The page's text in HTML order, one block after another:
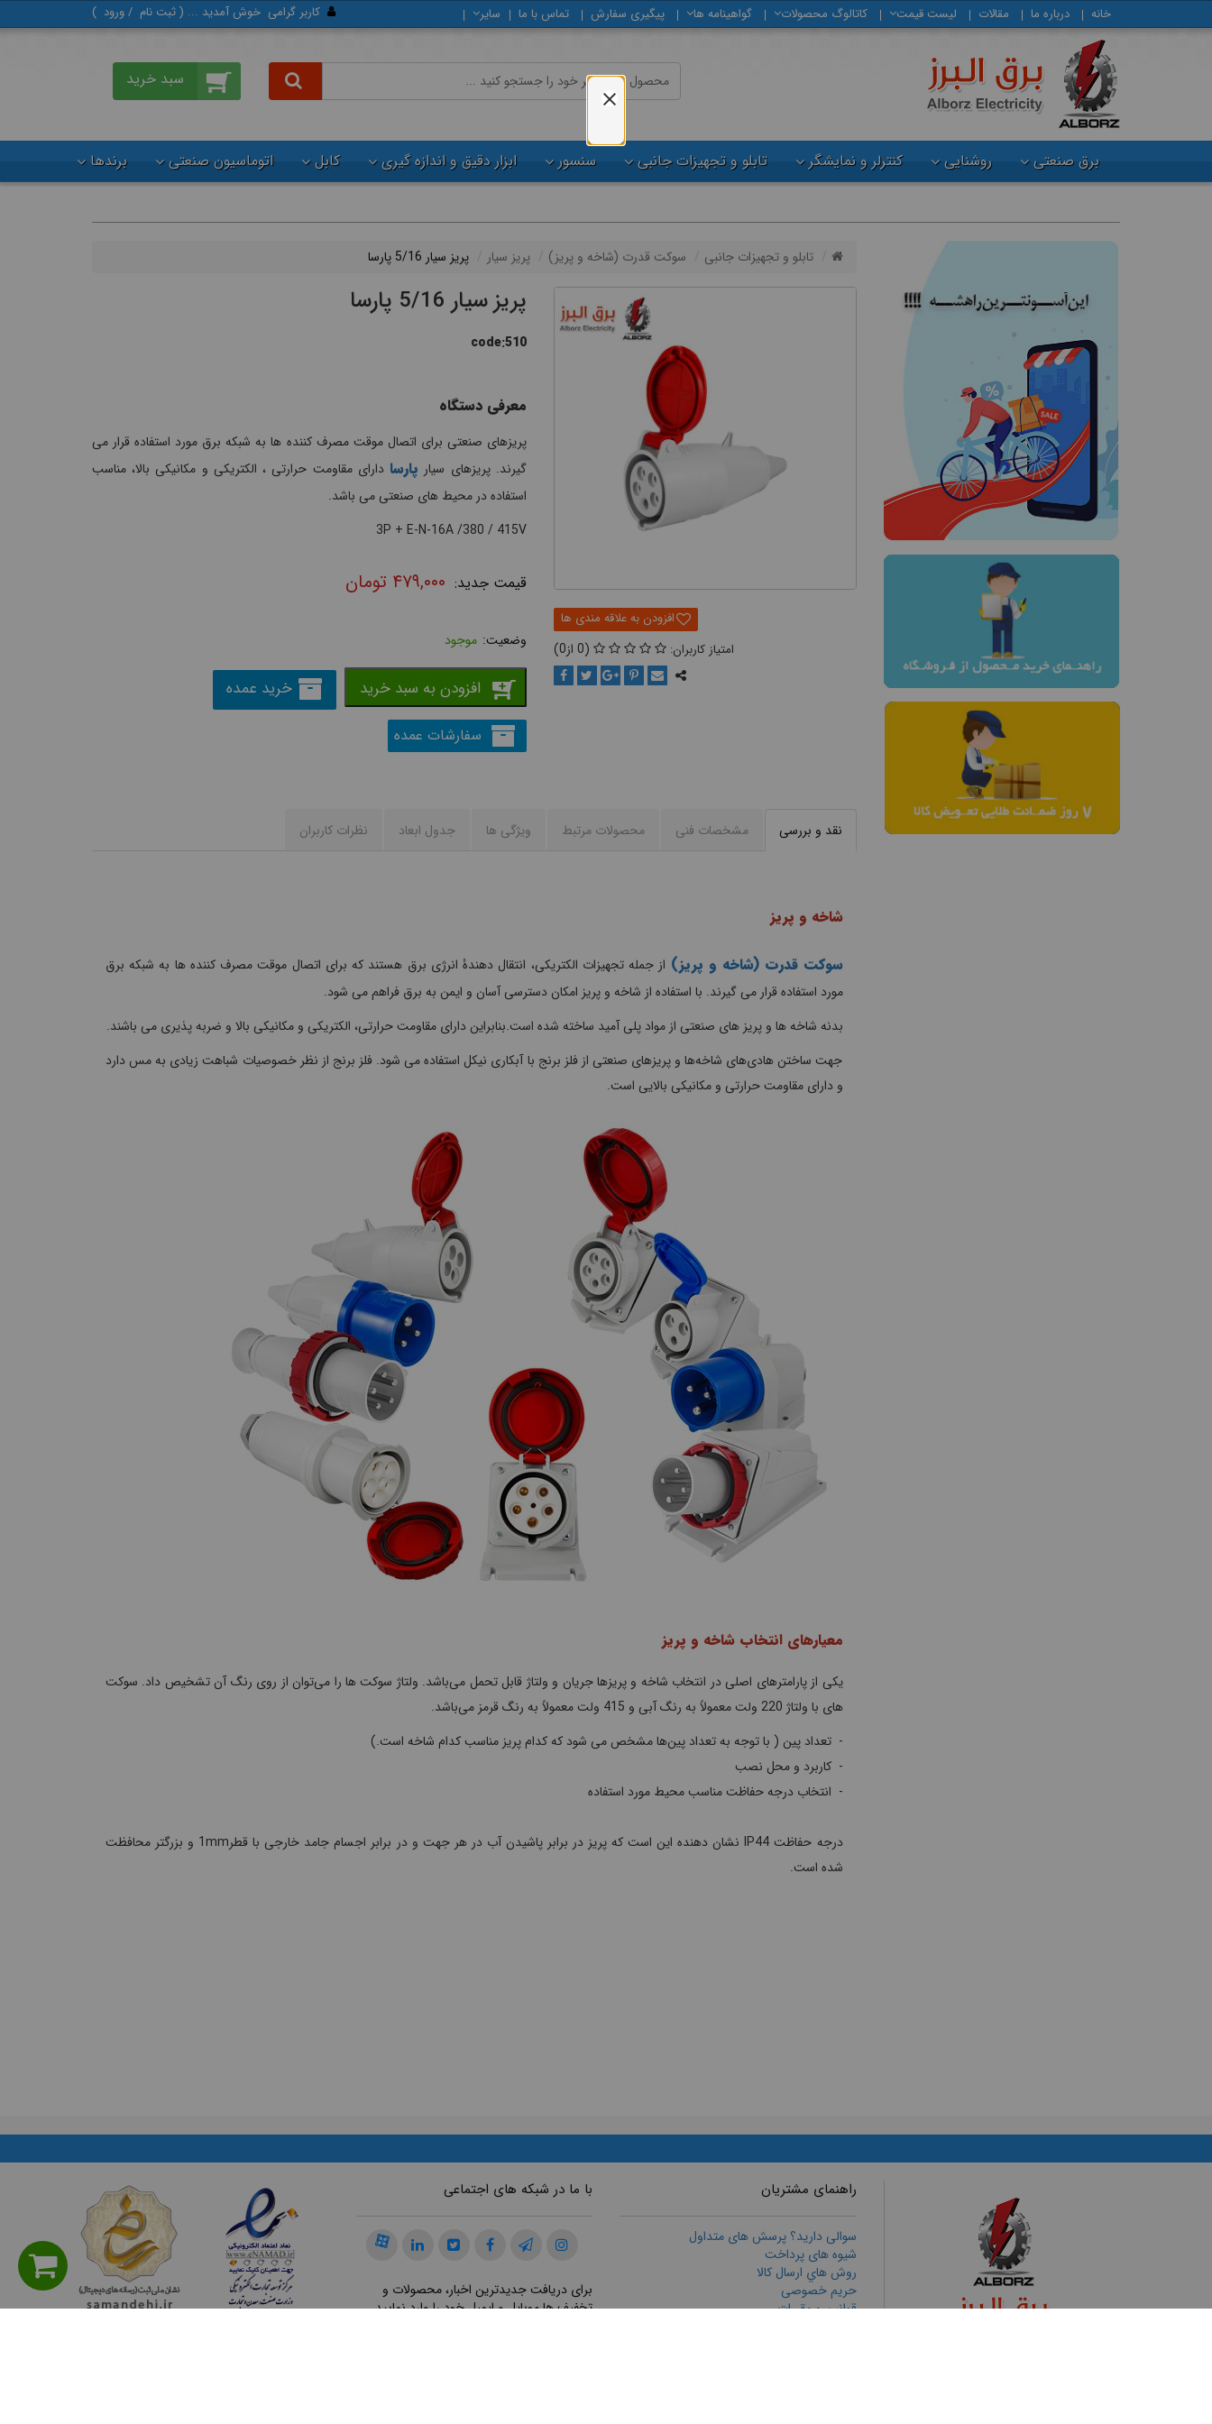
خانه درباره ما مقالات لیست قیمت كاتالوگ محصولات گواهینامه ها پیگیری سفارش تماس با ما سایر کاربر گرامی خوش آمدید ... (ثبت‌ نام /ورود )
برق صنعتی روشنایی کنترلر و نمایشگر تابلو و تجهیزات جانبی سنسور ابزار دقیق و اندازه گیری کابل اتوماسیون صنعتی برندها
تابلو و تجهیزات جانبی سوكت قدرت (شاخه و پريز) پریز سیار پریز سیار 5/16 پارسا
0
0
پریز سیار 5/16 پارسا
code:510
معرفی دستگاه
پریزهای صنعتی برای اتصال موقت مصرف کننده ها به شبکه برق مورد استفاده قرار می
گیرند. پریزهای سیار پارسا دارای مقاومت حرارتی ، الکتریکی و مکانیکی بالا، مناسب
استفاده در محیط های صنعتی می باشد.
3P + E-N-16A /380 / 415V
۴۷۹,۰۰۰ تومان
موجود
افزودن به سبد خرید خرید عمده
سفارشات عمده
نقد و بررسی مشخصات فنی محصولات مرتبط ويژگی ها جدول ابعاد نظرات کاربران
شاخه و پریز
سوکت قدرت (شاخه و پریز) از جمله تجهیزات الکتریکی، انتقال دهندۀ انرژی برق هستند که برای اتصال موقت مصرف کننده ها به شبکه برق
مورد استفاده قرار می گیرند. با استفاده از شاخه و پریز امکان دسترسی آسان و ایمن به برق فراهم می شود.
بدنه شاخه ها و پریز های صنعتی از مواد پلی آمید ساخته شده است.بنابراین دارای مقاومت حرارتی، الکتریکی و مکانیکی بالا و ضربه پذیری می باشند.
جهت ساختن هادی‌های شاخه‌ها و پریزهای صنعتی از فلز برنج با آبکاری نیکل استفاده می شود. فلز برنج از نظر خصوصیات شباهت زیادی به مس دارد
و دارای مقاومت حرارتی و مکانیکی بالایی است.
معیارهای انتخاب شاخه و پریز
یکی از پارامترهای اصلی در انتخاب شاخه و پریزها جریان و ولتاژ قابل ‌تحمل می‌باشد. ولتاژ سوکت ها را می‌توان از روی رنگ آن تشخیص داد. سوکت
های با ولتاژ 220 ولت معمولاً به رنگ آبی و 415 ولت معمولاً به رنگ قرمز می‌باشد.
- تعداد پین ( با توجه به تعداد پین‌ها مشخص می‌ شود که کدام پریز مناسب کدام شاخه است.)
- کاربرد و محل نصب
- انتخاب درجه حفاظت مناسب محیط مورد استفاده
درجه حفاظت IP44 نشان دهنده این است که پریز در برابر پاشیدن آب در هر جهت و در برابر اجسام جامد خارجی با قطر1mm و بزرگتر محافظت
شده است.
راهنمای مشتریان
سوالی دارید؟ پرسش های متداول
شیوه های پرداخت
روش هاي ارسال كالا
حریم خصوصی
قوانين و مقررات
با ما در شبکه های اجتماعی
برای دریافت جدیدترین اخبار، محصولات و
تخفیف ها موبایل و ایمیل خود را وارد نمایید.